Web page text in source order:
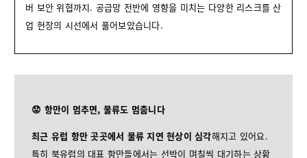
버 보안 위협까지. 공급망 전반에 영향을 미치는 다양한 리스크를 산
업 현장의 시선에서 풀어보았습니다.
😟 항만이 멈추면, 물류도 멈춥니다
최근 유럽 항만 곳곳에서 물류 지연 현상이 심각해지고 있어요.
특히 북유럽의 대표 항만들에서는 선박이 며칠씩 대기하는 상황